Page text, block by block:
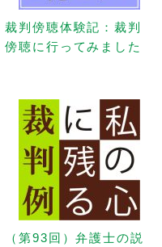
裁判傍聴体験記：裁判
傍聴に行ってみました
（第93回）弁護士の説